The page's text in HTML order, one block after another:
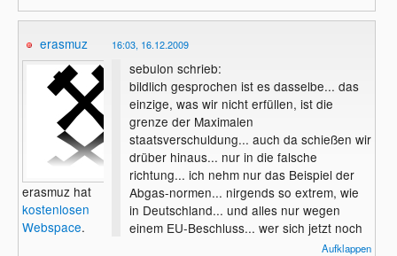
erasmuz
erasmuz hat
kostenlosen
Webspace.
16:03, 16.12.2009
sebulon schrieb:
bildlich gesprochen ist es dasselbe... das
einzige, was wir nicht erfüllen, ist die
grenze der Maximalen
staatsverschuldung... auch da schießen wir
drüber hinaus... nur in die falsche
richtung... ich nehm nur das Beispiel der
Abgas-normen... nirgends so extrem, wie
in Deutschland... und alles nur wegen
einem EU-Beschluss... wer sich jetzt noch
ein auto kauft, ist wahnsinnig... denn schon
Aufklappen